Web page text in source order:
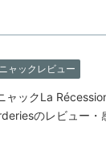
ャックレビュー
ャックLa
のレビュー・